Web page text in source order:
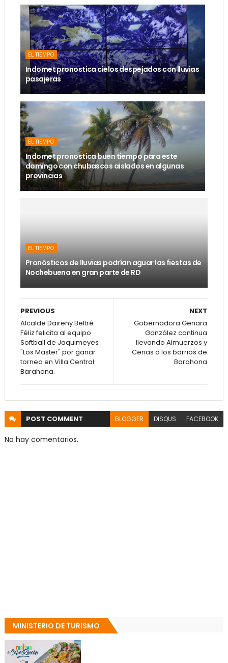
EL TIEMPO
Indomet pronostica cielos despejados con lluvias
pasajeras
EL TIEMPO
Indomet pronostica buen tiempo para este
domingo con chubascos aislados en algunas
provincias
EL TIEMPO
Pronósticos de lluvias podrían aguar las fiestas de
Nochebuena en gran parte de RD
NEXT
Gobernadora Genara
González continua
llevando Almuerzos y
Cenas a los barrios de
Barahona
PREVIOUS
Alcalde Daireny Beltré
Féliz felicita al equipo
Softball de Jaquimeyes
"Los Master" por ganar
torneo en Villa Central
Barahona.
POST COMMENT BLOGGER DISQUS FACEBOOK
No hay comentarios.
MINISTERIO DE TURISMO